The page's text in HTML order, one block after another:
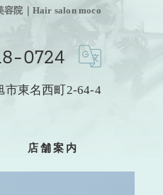
容院｜Hair salon moco
0724
市東名西町2-64-4
店舗案内